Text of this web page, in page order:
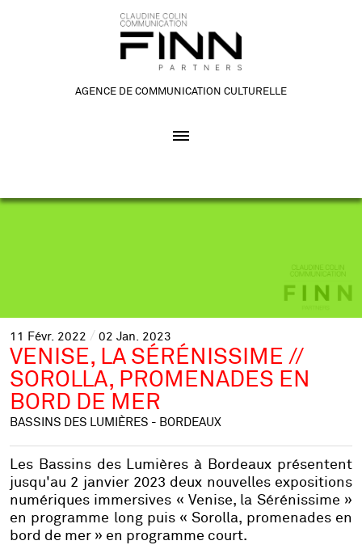
AGENCE DE COMMUNICATION CULTURELLE
11 Févr. 2022 02 Jan. 2023
VENISE, LA SÉRÉNISSIME //
SOROLLA, PROMENADES EN
BORD DE MER
BASSINS DES LUMIÈRES - BORDEAUX
Les Bassins des Lumières à Bordeaux présentent
jusqu'au 2 janvier 2023 deux nouvelles expositions
numériques immersives « Venise, la Sérénissime »
en programme long puis « Sorolla, promenades en
bord de mer » en programme court.